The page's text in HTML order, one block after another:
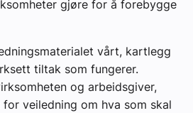
gjøre for å forebygge
vårt, kartlegg
tiltak som fungerer.
og arbeidsgiver,
veiledning om hva som skal